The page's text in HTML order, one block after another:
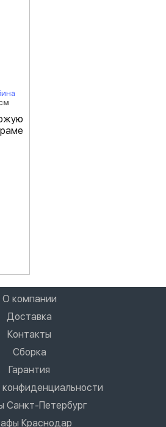
О компании
Доставка
Контакты
Сборка
Гарантия
конфиденциальности
Санкт-Петербург
Краснодар